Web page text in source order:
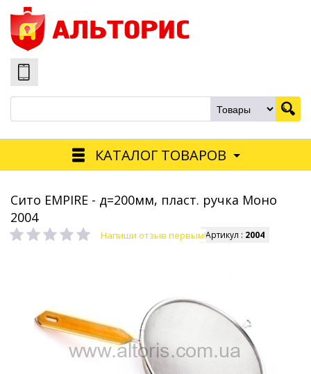
КАТАЛОГ ТОВАРОВ
Сито EMPIRE - д=200мм, пласт. ручка Моно
2004
Напиши отзыв первым!Артикул : 2004